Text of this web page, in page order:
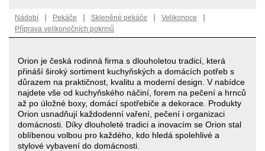
Nádobí | Pekáče | Skleněné pekáče | Velikonoce |
Příprava velikonočních pokrmů
Orion je česká rodinná firma s dlouholetou tradicí, která
přináší široký sortiment kuchyňských a domácích potřeb s
důrazem na praktičnost, kvalitu a moderní design. V nabídce
najdete vše od kuchyňského náčiní, forem na pečení a hrnců
až po úložné boxy, domácí spotřebiče a dekorace. Produkty
Orion usnadňují každodenní vaření, pečení i organizaci
domácnosti. Díky dlouholeté tradici a inovacím se Orion stal
oblíbenou volbou pro každého, kdo hledá spolehlivé a
stylové vybavení do domácnosti.